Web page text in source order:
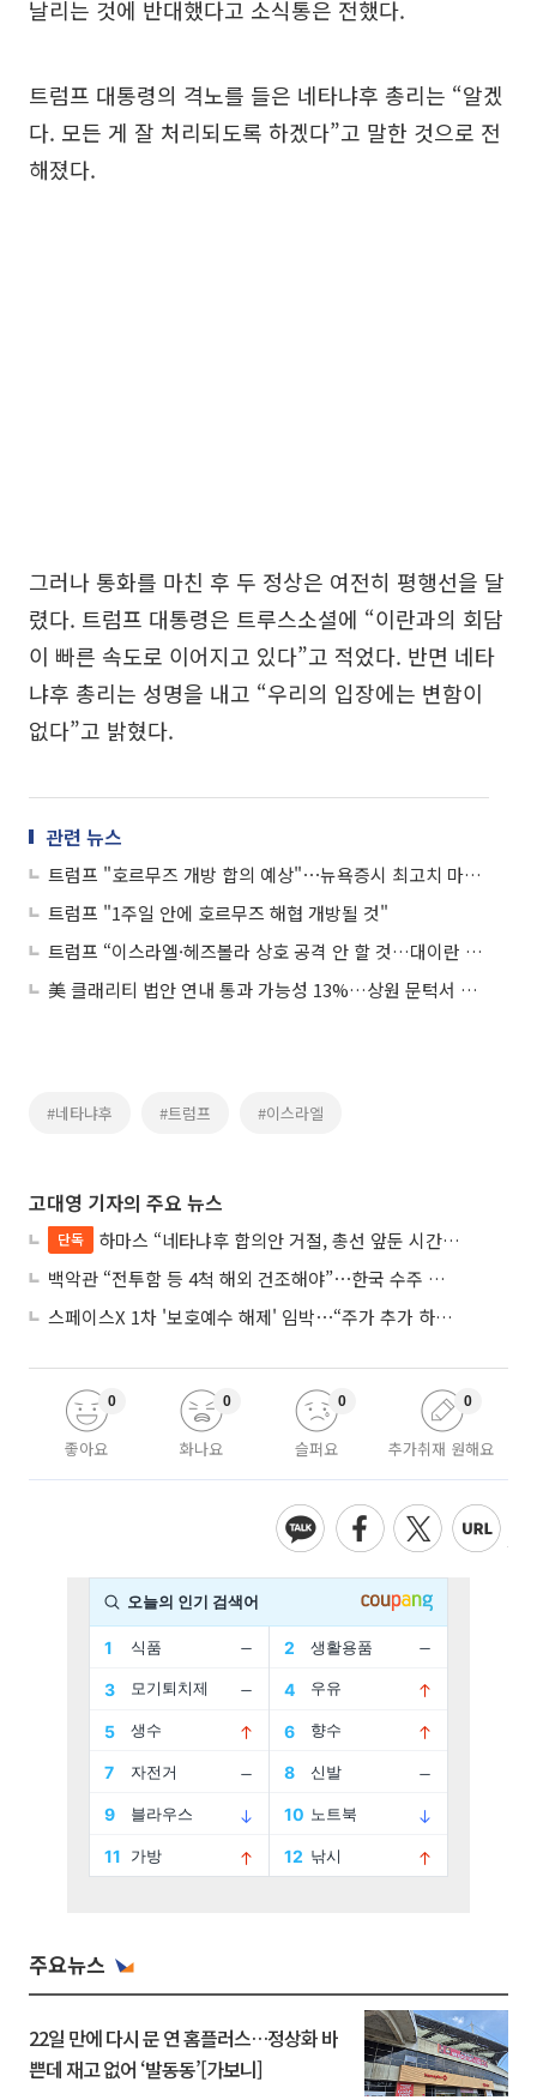
날리는 것에 반대했다고 소식통은 전했다.
트럼프 대통령의 격노를 들은 네타냐후 총리는 “알겠
다. 모든 게 잘 처리되도록 하겠다”고 말한 것으로 전
해졌다.
그러나 통화를 마친 후 두 정상은 여전히 평행선을 달
렸다. 트럼프 대통령은 트루스소셜에 “이란과의 회담
이 빠른 속도로 이어지고 있다”고 적었다. 반면 네타
냐후 총리는 성명을 내고 “우리의 입장에는 변함이
없다”고 밝혔다.
관련 뉴스
트럼프 "호르무즈 개방 합의 예상"⋯뉴욕증시 최고치 마감 外
트럼프 "1주일 안에 호르무즈 해협 개방될 것"
트럼프 “이스라엘·헤즈볼라 상호 공격 안 할 것…대이란 협상, 매우 빠르게 진행”
美 클래리티 법안 연내 통과 가능성 13%…상원 문턱서 제동
#네타냐후 #트럼프 #이스라엘
고대영 기자의 주요 뉴스
단독
하마스 “네타냐후 합의안 거절, 총선 앞둔 시간 끌기”
백악관 “전투함 등 4척 해외 건조해야”⋯한국 수주 기대
스페이스X 1차 '보호예수 해제' 임박⋯“주가 추가 하락 가능성”
좋아요
0
화나요
0
슬퍼요
0
추가취재 원해요
0
주요뉴스
22일 만에 다시 문 연 홈플러스…정상화 바
쁜데 재고 없어 ‘발동동’[가보니]